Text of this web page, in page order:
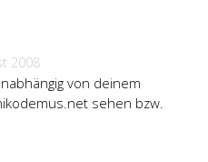
2008
von deinem
sehen bzw.